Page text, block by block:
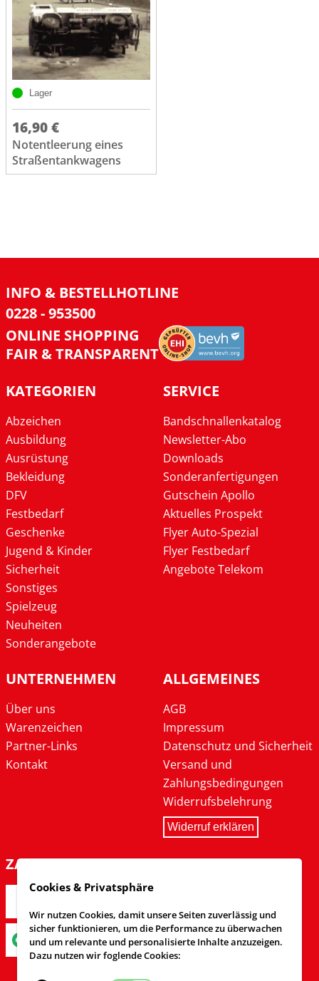
Lager
16,90 €
Notentleerung eines
Straßentankwagens
INFO & BESTELLHOTLINE
0228 - 953500
ONLINE SHOPPING
FAIR & TRANSPARENT
KATEGORIEN
Abzeichen
Ausbildung
Ausrüstung
Bekleidung
DFV
Festbedarf
Geschenke
Jugend & Kinder
Sicherheit
Sonstiges
Spielzeug
Neuheiten
Sonderangebote
SERVICE
Bandschnallenkatalog
Newsletter-Abo
Downloads
Sonderanfertigungen
Gutschein Apollo
Aktuelles Prospekt
Flyer Auto-Spezial
Flyer Festbedarf
Angebote Telekom
UNTERNEHMEN
Über uns
Warenzeichen
Partner-Links
Kontakt
ALLGEMEINES
AGB
Impressum
Datenschutz und Sicherheit
Versand und
Zahlungsbedingungen
Widerrufsbelehrung
Widerruf erklären
ZAHLARTEN
Cookies & Privatsphäre
Wir nutzen Cookies, damit unsere Seiten zuverlässig und
sicher funktionieren, um die Performance zu überwachen
und um relevante und personalisierte Inhalte anzuzeigen.
Dazu nutzen wir foglende Cookies: